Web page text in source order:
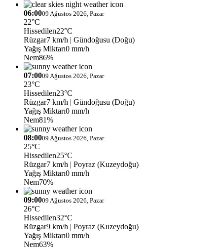
06:0009 Ağustos 2026, Pazar
22°C
Hissedilen22°C
Rüzgar7 km/h | Gündoğusu (Doğu)
Yağış Miktarı0 mm/h
Nem86%
07:0009 Ağustos 2026, Pazar
23°C
Hissedilen23°C
Rüzgar7 km/h | Gündoğusu (Doğu)
Yağış Miktarı0 mm/h
Nem81%
08:0009 Ağustos 2026, Pazar
25°C
Hissedilen25°C
Rüzgar7 km/h | Poyraz (Kuzeydoğu)
Yağış Miktarı0 mm/h
Nem70%
09:0009 Ağustos 2026, Pazar
26°C
Hissedilen32°C
Rüzgar9 km/h | Poyraz (Kuzeydoğu)
Yağış Miktarı0 mm/h
Nem63%